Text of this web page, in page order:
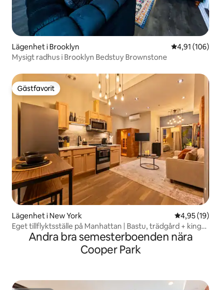
Lägenhet i Brooklyn 4,91 av 5 i
4,91 (106)
Mysigt radhus i Brooklyn Bedstuy Brownstone
Gästfavorit
Gästfavorit
Lägenhet i New York 4,95 av 5 i
4,95 (19)
Eget tillflyktsställe på Manhattan | Bastu, trädgård + king-
Andra bra semesterboenden nära
Cooper Park